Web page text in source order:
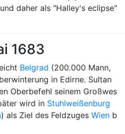
daher als "Halley's eclipse"
1683
Belgrad (200.000 Mann,
in Edirne. Sultan
Oberbefehl seinem Großwes
wird in Stuhlweißenburg
) als Ziel des Feldzuges Wien b